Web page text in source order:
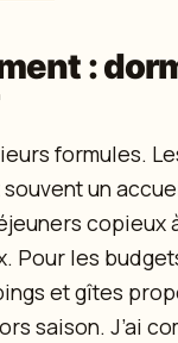
:
formules.
un
copieux
Pour les
et gîtes
saison. J’ai